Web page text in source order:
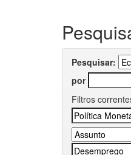
Pesquisar:
por
Filtros